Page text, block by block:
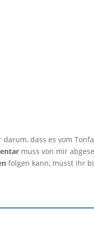
dass es vom
muss von mir
folgen kann, müsst ihr